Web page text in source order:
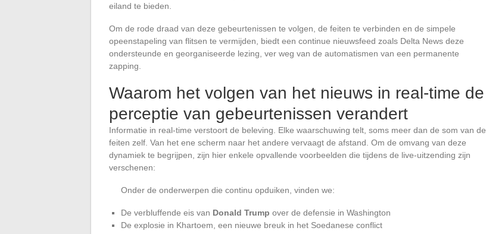
eiland te bieden.
Om de rode draad van deze gebeurtenissen te volgen, de feiten te verbinden en de simpele
opeenstapeling van flitsen te vermijden, biedt een continue nieuwsfeed zoals Delta News deze
ondersteunde en georganiseerde lezing, ver weg van de automatismen van een permanente
zapping.
Waarom het volgen van het nieuws in real-time de
perceptie van gebeurtenissen verandert
Informatie in real-time verstoort de beleving. Elke waarschuwing telt, soms meer dan de som van de
feiten zelf. Van het ene scherm naar het andere vervaagt de afstand. Om de omvang van deze
dynamiek te begrijpen, zijn hier enkele opvallende voorbeelden die tijdens de live-uitzending zijn
verschenen:
Onder de onderwerpen die continu opduiken, vinden we:
De verbluffende eis van Donald Trump over de defensie in Washington
De explosie in Khartoem, een nieuwe breuk in het Soedanese conflict